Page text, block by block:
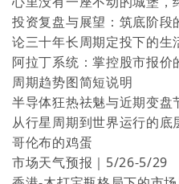
投资复盘与展望：筑底阶段
论三十年长周期定投下的生
阿拉丁系统：掌控股市报价
周期趋势图简短说明
半导体狂热祛魅与近期变盘
从行星周期到世界运行的底
哥伦布的鸡蛋
市场天气预报｜5/26-5/29